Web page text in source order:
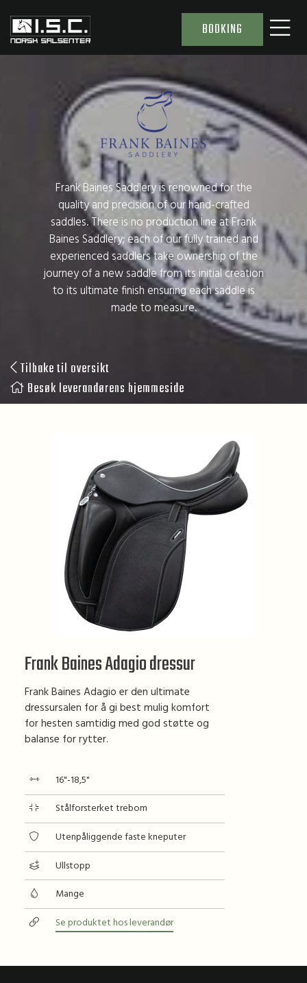
BOOKING
Frank Baines Saddlery is renowned for the
quality and precision of our hand-crafted
saddles. There is no production line at Frank
Baines Saddlery; each of our fully trained and
experienced saddlers take ownership of the
journey of a new saddle from its initial creation
to its ultimate finish ensuring each saddle is
made to measure.
Tilbake til oversikt
Besøk leverandørens hjemmeside
Frank Baines Adagio dressur
Frank Baines Adagio er den ultimate
dressursalen for å gi best mulig komfort
for hesten samtidig med god støtte og
balanse for rytter.
16"-18,5"
Stålforsterket trebom
Utenpåliggende faste kneputer
Ullstopp
Mange
Se produktet hos leverandør